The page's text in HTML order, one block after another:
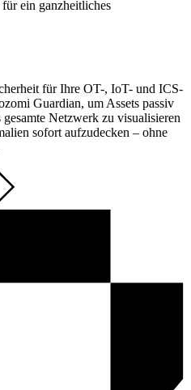
ein ganzheitliches
für Ihre OT-, IoT- und ICS-
Guardian, um Assets passiv
Netzwerk zu visualisieren
sofort aufzudecken – ohne